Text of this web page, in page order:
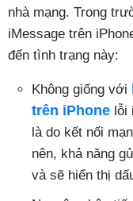
nhà mạng. Trong
iMessage trên
đến tình trạng này:
Không giống với
trên iPhone lỗi
là do kết nối
nên, khả năng
và sẽ hiển thị